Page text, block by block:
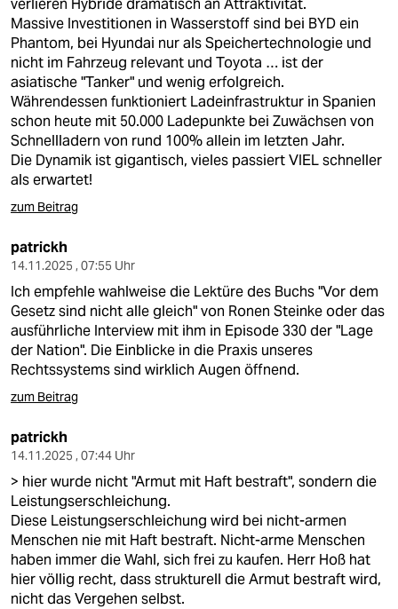
verlieren Hybride dramatisch an Attraktivität.
Massive Investitionen in Wasserstoff sind bei BYD ein
Phantom, bei Hyundai nur als Speichertechnologie und
nicht im Fahrzeug relevant und Toyota … ist der
asiatische "Tanker" und wenig erfolgreich.
Währendessen funktioniert Ladeinfrastruktur in Spanien
schon heute mit 50.000 Ladepunkte bei Zuwächsen von
Schnellladern von rund 100% allein im letzten Jahr.
Die Dynamik ist gigantisch, vieles passiert VIEL schneller
als erwartet!
zum Beitrag
patrickh
14.11.2025 , 07:55 Uhr
Ich empfehle wahlweise die Lektüre des Buchs "Vor dem
Gesetz sind nicht alle gleich" von Ronen Steinke oder das
ausführliche Interview mit ihm in Episode 330 der "Lage
der Nation". Die Einblicke in die Praxis unseres
Rechtssystems sind wirklich Augen öffnend.
zum Beitrag
patrickh
14.11.2025 , 07:44 Uhr
> hier wurde nicht "Armut mit Haft bestraft", sondern die
Leistungserschleichung.
Diese Leistungserschleichung wird bei nicht-armen
Menschen nie mit Haft bestraft. Nicht-arme Menschen
haben immer die Wahl, sich frei zu kaufen. Herr Hoß hat
hier völlig recht, dass strukturell die Armut bestraft wird,
nicht das Vergehen selbst.